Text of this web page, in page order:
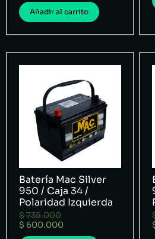
Añadir al carrito
Batería Mac Silver
950 / Caja 34 /
Polaridad Izquierda
$735.000
$ 600.000